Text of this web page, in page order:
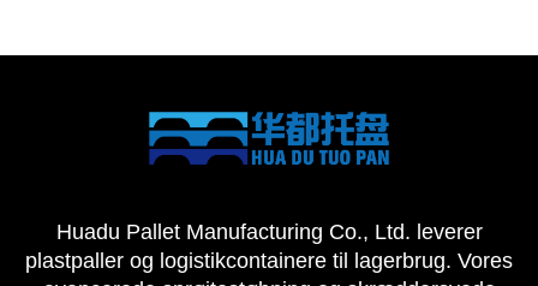
Huadu Pallet Manufacturing Co., Ltd. leverer
plastpaller og logistikcontainere til lagerbrug. Vores